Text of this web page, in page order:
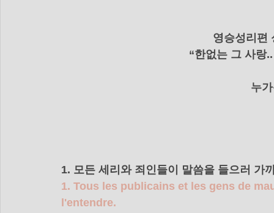
영승성리편
“한없는 그 사랑
1. 모든 세리와 죄인들이 말씀을 들으러 가
1. Tous les publicains et les gens de
l'entendre.